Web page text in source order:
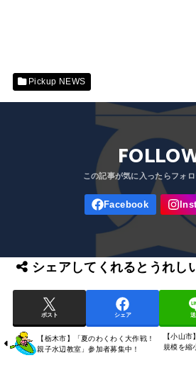
Pickup NEWS
シェアしてくれるとうれし
ポスト シェア
【栃木市】「夏のわくわく大作戦！
親子水辺教室」参加者募集中！
【小山
規模を縮